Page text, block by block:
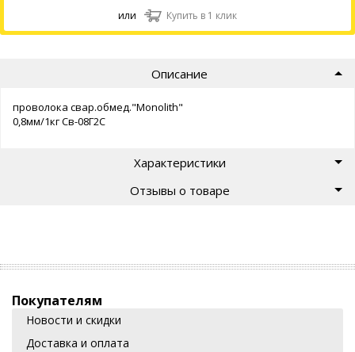
или Купить в 1 клик
Описание
проволока свар.обмед."Monolith"
0,8мм/1кг Св-08Г2С
Характеристики
Отзывы о товаре
Покупателям
Новости и скидки
Доставка и оплата